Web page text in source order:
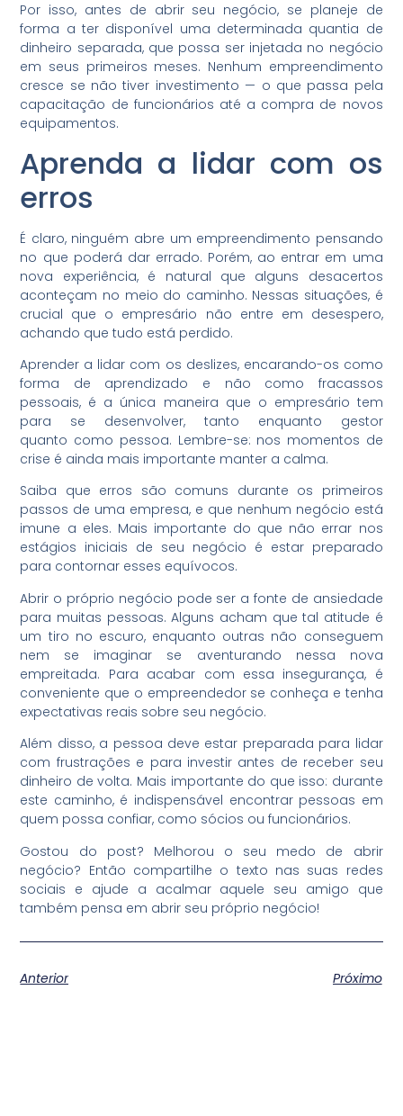
Por isso, antes de abrir seu negócio, se planeje de
forma a ter disponível uma determinada quantia de
dinheiro separada, que possa ser injetada no negócio
em seus primeiros meses. Nenhum empreendimento
cresce se não tiver investimento — o que passa pela
capacitação de funcionários até a compra de novos
equipamentos.
Aprenda a lidar com os
erros
É claro, ninguém abre um empreendimento pensando
no que poderá dar errado. Porém, ao entrar em uma
nova experiência, é natural que alguns desacertos
aconteçam no meio do caminho. Nessas situações, é
crucial que o empresário não entre em desespero,
achando que tudo está perdido.
Aprender a lidar com os deslizes, encarando-os como
forma de aprendizado e não como fracassos
pessoais, é a única maneira que o empresário tem
para se desenvolver, tanto enquanto gestor
quanto como pessoa. Lembre-se: nos momentos de
crise é ainda mais importante manter a calma.
Saiba que erros são comuns durante os primeiros
passos de uma empresa, e que nenhum negócio está
imune a eles. Mais importante do que não errar nos
estágios iniciais de seu negócio é estar preparado
para contornar esses equívocos.
Abrir o próprio negócio pode ser a fonte de ansiedade
para muitas pessoas. Alguns acham que tal atitude é
um tiro no escuro, enquanto outras não conseguem
nem se imaginar se aventurando nessa nova
empreitada. Para acabar com essa insegurança, é
conveniente que o empreendedor se conheça e tenha
expectativas reais sobre seu negócio.
Além disso, a pessoa deve estar preparada para lidar
com frustrações e para investir antes de receber seu
dinheiro de volta. Mais importante do que isso: durante
este caminho, é indispensável encontrar pessoas em
quem possa confiar, como sócios ou funcionários.
Gostou do post? Melhorou o seu medo de abrir
negócio? Então compartilhe o texto nas suas redes
sociais e ajude a acalmar aquele seu amigo que
também pensa em abrir seu próprio negócio!
Anterior Próximo